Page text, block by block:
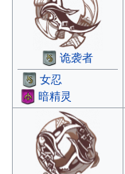
诡袭者
女忍
暗精灵